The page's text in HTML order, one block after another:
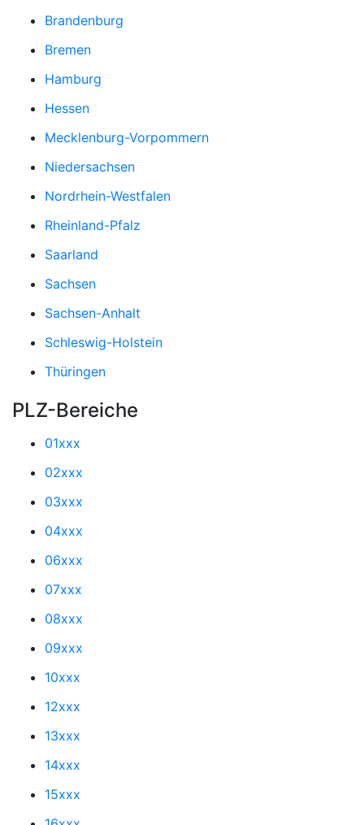
Brandenburg
Bremen
Hamburg
Hessen
Mecklenburg-Vorpommern
Niedersachsen
Nordrhein-Westfalen
Rheinland-Pfalz
Saarland
Sachsen
Sachsen-Anhalt
Schleswig-Holstein
Thüringen
PLZ-Bereiche
01xxx
02xxx
03xxx
04xxx
06xxx
07xxx
08xxx
09xxx
10xxx
12xxx
13xxx
14xxx
15xxx